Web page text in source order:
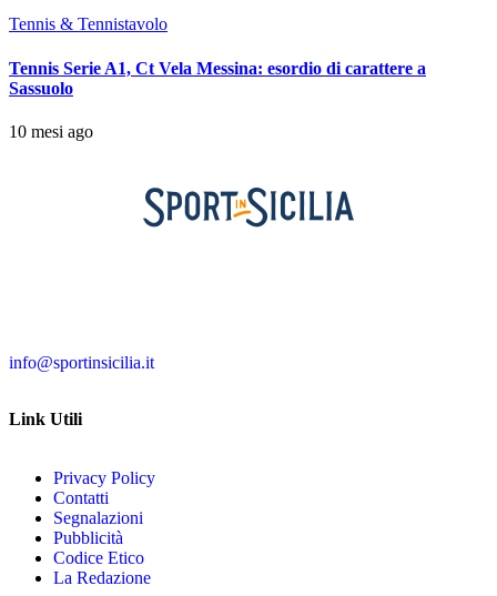
Tennis & Tennistavolo
Tennis Serie A1, Ct Vela Messina: esordio di carattere a
Sassuolo
10 mesi ago
info@sportinsicilia.it
Link Utili
Privacy Policy
Contatti
Segnalazioni
Pubblicità
Codice Etico
La Redazione